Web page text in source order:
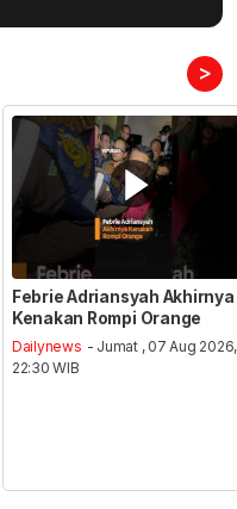
>
Febrie Adriansyah Akhirnya
Kenakan Rompi Orange
Dailynews - Jumat , 07 Aug 2026,
22:30 WIB